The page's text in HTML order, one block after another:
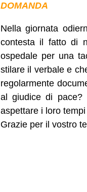
DOMANDA
Nella giornata
contesta il fatto di
ospedale per una
stilare il verbale e
regolarmente
al giudice di pace?
aspettare i loro
Grazie per il vostro